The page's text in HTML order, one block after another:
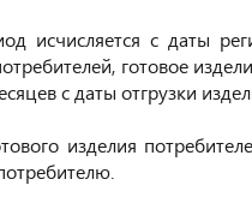
исчисляется с даты
готовое
с даты отгрузки
изделия